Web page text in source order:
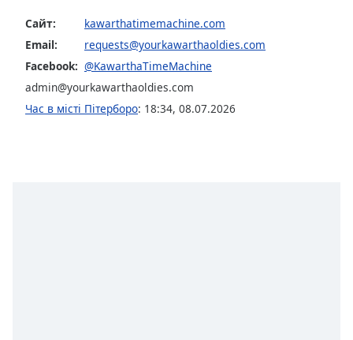
Сайт:
kawarthatimemachine.com
Email:
requests@yourkawarthaoldies.com
Facebook: @KawarthaTimeMachine
admin@yourkawarthaoldies.com
Час в місті Пітерборо: 18:34, 08.07.2026